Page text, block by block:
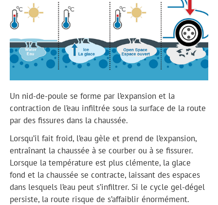
Un nid-de-poule se forme par l’expansion et la
contraction de l’eau infiltrée sous la surface de la route
par des fissures dans la chaussée.
Lorsqu’il fait froid, l’eau gèle et prend de l’expansion,
entraînant la chaussée à se courber ou à se fissurer.
Lorsque la température est plus clémente, la glace
fond et la chaussée se contracte, laissant des espaces
dans lesquels l’eau peut s’infiltrer. Si le cycle gel-dégel
persiste, la route risque de s’affaiblir énormément.